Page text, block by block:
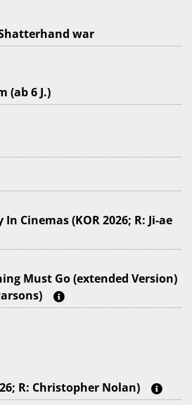
war
(ab 6 J.)
Cinemas (KOR 2026; R: Ji-ae
Must Go (extended Version)
R: Christopher Nolan)